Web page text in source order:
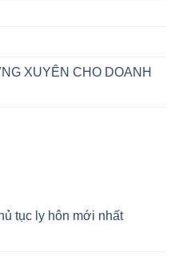
XUYÊN CHO DOANH
tục ly hôn mới nhất